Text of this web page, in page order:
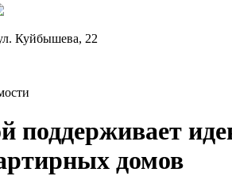
Куйбышева, 22
поддерживает
домов